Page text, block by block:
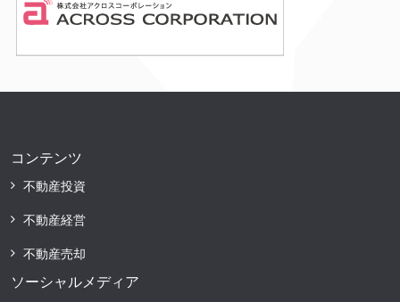
コンテンツ
不動産投資
不動産経営
不動産売却
ソーシャルメディア